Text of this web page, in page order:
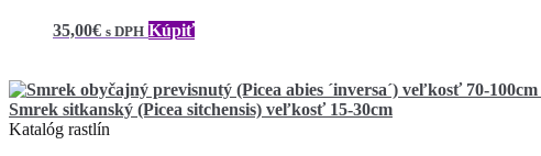
35,00€ s DPH Kúpiť
Smrek sitkanský (Picea sitchensis) veľkosť 15-30cm
Katalóg rastlín